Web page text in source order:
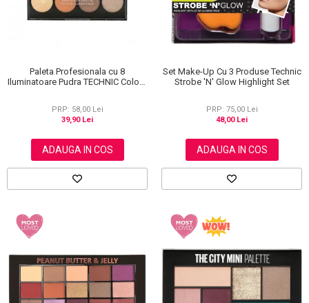
Paleta Profesionala cu 8
Iluminatoare Pudra TECHNIC Colour
PRP: 58,00 Lei
39,90 Lei
ADAUGA IN COS
Set Make-Up Cu 3 Produse Technic
Strobe 'N' Glow Highlight Set
PRP: 75,00 Lei
48,00 Lei
ADAUGA IN COS